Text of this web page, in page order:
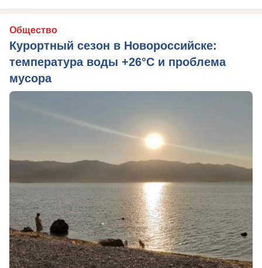
Общество
Курортный сезон в Новороссийске:
температура воды +26°C и проблема
мусора